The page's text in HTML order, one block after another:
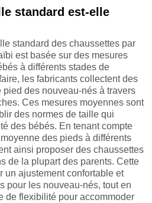
standard est-elle
standard des chaussettes par
est basée sur des mesures
à différents stades de
les fabricants collectent des
des nouveau-nés à travers
Ces mesures moyennes sont
des normes de taille qui
des bébés. En tenant compte
des pieds à différents
ainsi proposer des chaussettes
de la plupart des parents. Cette
un ajustement confortable et
pour les nouveau-nés, tout en
de flexibilité pour accommoder